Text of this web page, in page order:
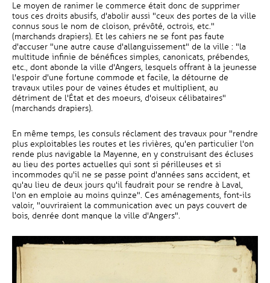
Le moyen de ranimer le commerce était donc de supprimer
tous ces droits abusifs, d'abolir aussi "ceux des portes de la ville
connus sous le nom de cloison, prévôté, octrois, etc."
(marchands drapiers). Et les cahiers ne se font pas faute
d'accuser "une autre cause d'allanguissement" de la ville : "la
multitude infinie de bénéfices simples, canonicats, prébendes,
etc., dont abonde la ville d'Angers, lesquels offrant à la jeunesse
l'espoir d'une fortune commode et facile, la détourne de
travaux utiles pour de vaines études et multiplient, au
détriment de l'État et des moeurs, d'oiseux célibataires"
(marchands drapiers).
En même temps, les consuls réclament des travaux pour "rendre
plus exploitables les routes et les rivières, qu'en particulier l'on
rende plus navigable la Mayenne, en y construisant des écluses
au lieu des portes actuelles qui sont si périlleuses et si
incommodes qu'il ne se passe point d'années sans accident, et
qu'au lieu de deux jours qu'il faudrait pour se rendre à Laval,
l'on en emploie au moins quinze". Ces aménagements, font-ils
valoir, "ouvriraient la communication avec un pays couvert de
bois, denrée dont manque la ville d'Angers".